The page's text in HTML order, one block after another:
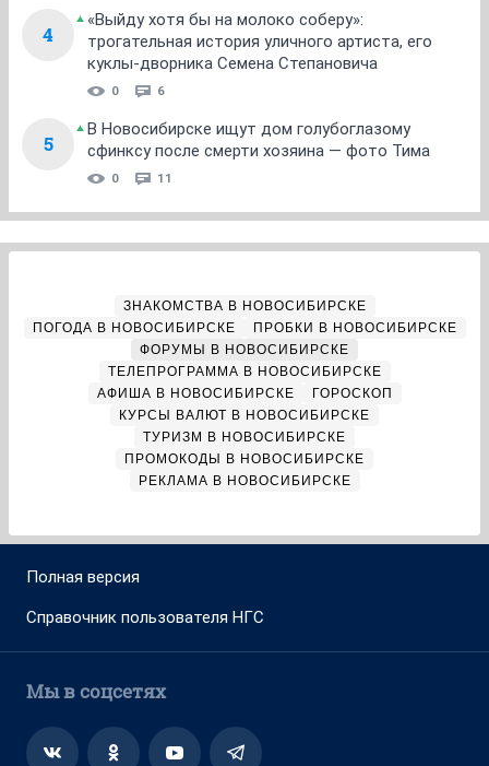
4
«Выйду хотя бы на молоко соберу»:
трогательная история уличного артиста, его
куклы-дворника Семена Степановича
0 6
5
В Новосибирске ищут дом голубоглазому
сфинксу после смерти хозяина — фото Тима
0 11
ЗНАКОМСТВА В НОВОСИБИРСКЕ
ПОГОДА В НОВОСИБИРСКЕ
ПРОБКИ В НОВОСИБИРСКЕ
ФОРУМЫ В НОВОСИБИРСКЕ
ТЕЛЕПРОГРАММА В НОВОСИБИРСКЕ
АФИША В НОВОСИБИРСКЕ
ГОРОСКОП
КУРСЫ ВАЛЮТ В НОВОСИБИРСКЕ
ТУРИЗМ В НОВОСИБИРСКЕ
ПРОМОКОДЫ В НОВОСИБИРСКЕ
РЕКЛАМА В НОВОСИБИРСКЕ
Полная версия
Справочник пользователя НГС
Мы в соцсетях